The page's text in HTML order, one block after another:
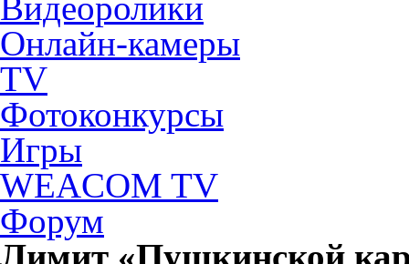
Онлайн-камеры
TV
Фотоконкурсы
Игры
WEACOM TV
Форум